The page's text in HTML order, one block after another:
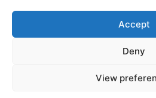
Accept
Deny
View
internete